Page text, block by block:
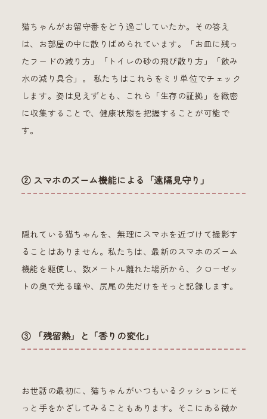
猫ちゃんがお留守番をどう過ごしていたか。その答え
は、お部屋の中に散りばめられています。「お皿に残っ
たフードの減り方」「トイレの砂の飛び散り方」「飲み
水の減り具合」。 私たちはこれらをミリ単位でチェック
します。姿は見えずとも、これら「生存の証拠」を緻密
に収集することで、健康状態を把握することが可能で
す。
② スマホのズーム機能による「遠隔見守り」
隠れている猫ちゃんを、無理にスマホを近づけて撮影す
ることはありません。私たちは、最新のスマホのズーム
機能を駆使し、数メートル離れた場所から、クローゼッ
トの奥で光る瞳や、尻尾の先だけをそっと記録します。
③ 「残留熱」と「香りの変化」
お世話の最初に、猫ちゃんがいつもいるクッションにそ
っと手をかざしてみることもあります。そこにある微か